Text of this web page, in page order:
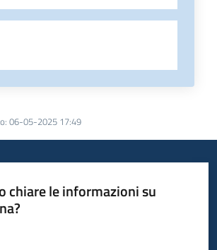
: 06-05-2025 17:49
chiare le informazioni su